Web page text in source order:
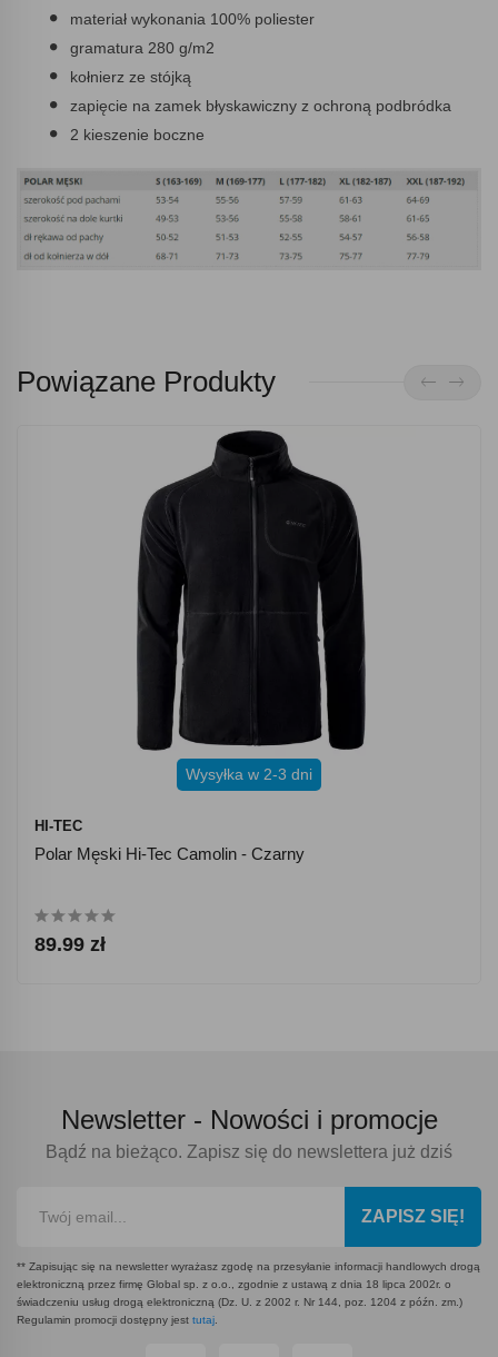
materiał wykonania 100% poliester
gramatura 280 g/m2
kołnierz ze stójką
zapięcie na zamek błyskawiczny z ochroną podbródka
2 kieszenie boczne
Powiązane Produkty
Wysyłka w 2-3 dni
HI-TEC
Polar Męski Hi-Tec Camolin - Czarny
89.99 zł
Newsletter - Nowości i promocje
Bądź na bieżąco. Zapisz się do newslettera już dziś
ZAPISZ SIĘ!
** Zapisując się na newsletter wyrażasz zgodę na przesyłanie informacji handlowych drogą
elektroniczną przez firmę Global sp. z o.o., zgodnie z ustawą z dnia 18 lipca 2002r. o
świadczeniu usług drogą elektroniczną (Dz. U. z 2002 r. Nr 144, poz. 1204 z późn. zm.)
Regulamin promocji dostępny jest tutaj